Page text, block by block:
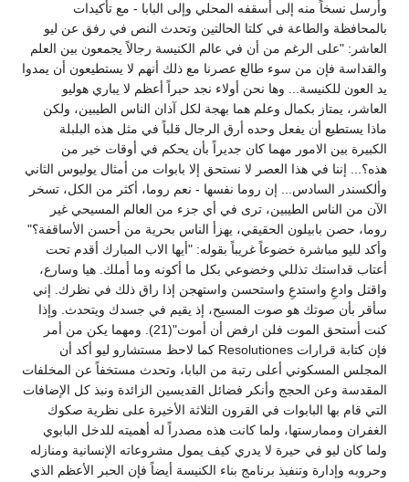
وأرسل نسخاً منه إلى أسقفه المحلي وإلى البابا - مع تأكيدات
بالمحافظة والطاعة في كلتا الحالتين وتحدث النص في رفق عن ليو
العاشر: "على الرغم من أن في عالم الكنيسة رجالاً يجمعون بين العلم
والقداسة فإن من سوء طالع عصرنا مع ذلك أنهم لا يستطيعون أن يمدوا
يد العون للكنيسة... وها نحن أولاء نجد حبراً أعظم لا يباري هوليو
العاشر، يمتاز بكمال وعلم هما بهجة لكل آذان الناس الطيبين، ولكن
ماذا يستطيع أن يفعل وحده أرق الرجال قلباً في مثل هذه البلبلة
الكبيرة بين الامور مهما كان جديراً بأن يحكم في أوقات خير من
هذه؟... إننا في هذا العصر لا نستحق إلا بابوات من أمثال يوليوس الثاني
وألكسندر السادس... إن روما نفسها - نعم روما، أكثر من الكل، تسخر
الآن من الناس الطيبين، ترى في أي جزء من العالم المسيحي غير
روما، حصن بابيلون الحقيقي، يهزأ الناس بحرية من أحسن الأساقفة؟"
وأكد لليو مباشرة خضوعاً غريباً بقوله: "أيها الاب المبارك أقدم تحت
أعتاب قداستك تذللي وخضوعي بكل ما أكونه وما أملك. هيا وسارع،
واقتل وادعِ واستدعِ واستحسن واستهجن إذا راق ذلك في نظرك. إني
سأقر بأن صوتك هو صوت المسيح، إذ يقيم في جسدك ويتحدث. وإذا
كنت أستحق الموت فلن ارفض أن أموت"(21). ومهما يكن من أمر
فإن كتابة قرارات Resolutiones كما لاحظ مستشارو ليو أكد أن
المجلس المسكوني أعلى رتبة من البابا، وتحدث مستخفاً عن المخلفات
المقدسة وعن الحجج وأنكر فضائل القديسين الزائدة ونبذ كل الإضافات
التي قام بها البابوات في القرون الثلاثة الأخيرة على نظرية صكوك
الغفران وممارستها، ولما كانت هذه مصدراً له أهميته للدخل البابوي
ولما كان ليو في حيرة لا يدري كيف يمول مشروعاته الإنسانية ومنازله
وحروبه وإدارة وتنفيذ برنامج بناء الكنيسة أيضاً فإن الحبر الأعظم الذي